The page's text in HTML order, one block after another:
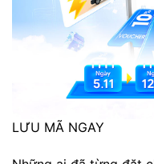
LƯU MÃ NGAY